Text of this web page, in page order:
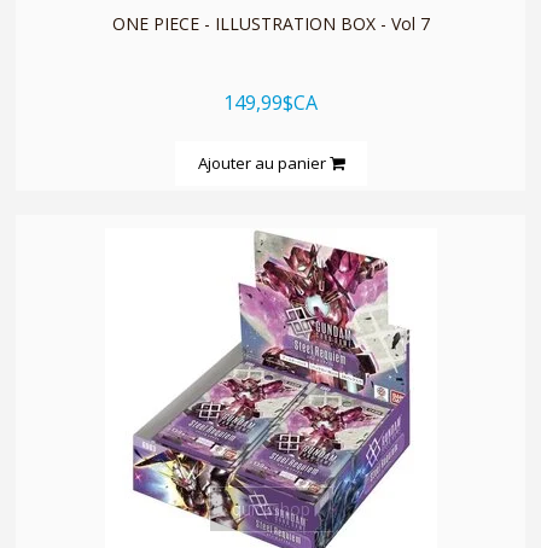
ONE PIECE - ILLUSTRATION BOX - Vol 7
149,99$CA
Ajouter au panier
quickshop